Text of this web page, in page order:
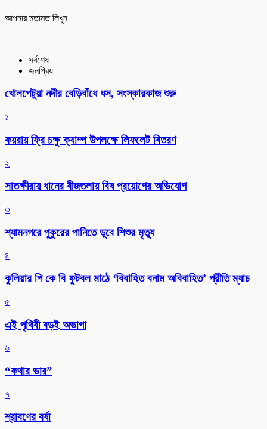
আপনার মতামত লিখুন
সর্বশেষ
জনপ্রিয়
খোলপেটুয়া নদীর বেড়িবাঁধে ধস, সংস্কারকাজ শুরু
১
কয়রায় ফ্রি চক্ষু ক্যাম্প উপলক্ষে লিফলেট বিতরণ
২
সাতক্ষীরায় ধানের বীজতলায় বিষ প্রয়োগের অভিযোগ
৩
শ্যামনগরে পুকুরের পানিতে ডুবে শিশুর মৃত্যু
৪
কুলিয়ার পি কে বি ফুটবল মাঠে ‘বিবাহিত বনাম অবিবাহিত’ প্রীতি ম্যাচ
৫
এই পৃথিবী বড়ই অভাগা
৬
“কথার ভার”
৭
শ্রাবণের বর্ষা